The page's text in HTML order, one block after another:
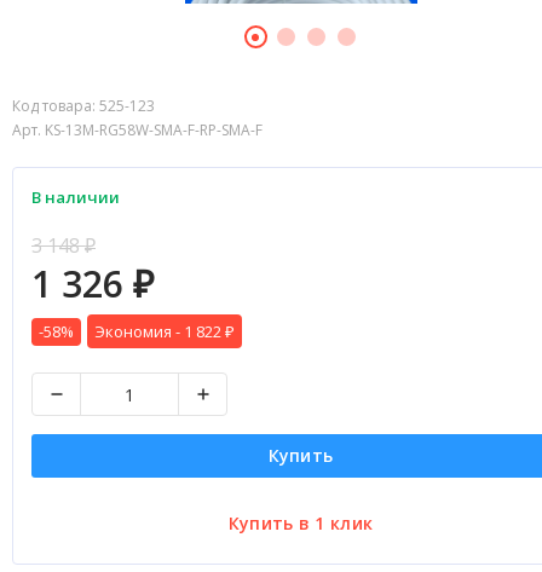
Код товара: 525-123
Арт. KS-13M-RG58W-SMA-F-RP-SMA-F
В наличии
3 148₽
1 326 ₽
-58% Экономия - 1 822 ₽
Купить